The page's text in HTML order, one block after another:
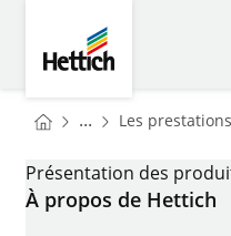
You are here:
Homepage
... Les
AIDES À LA
Présentation des
À propos de Hettich